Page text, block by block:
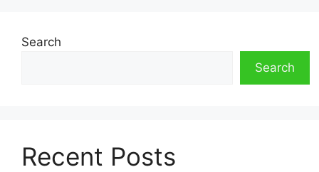
Search
Search
Recent Posts